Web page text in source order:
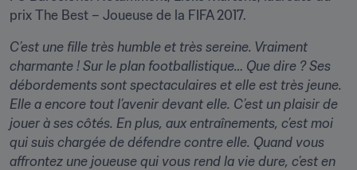
prix The Best – Joueuse de la FIFA 2017.
C’est une fille très humble et très sereine. Vraiment
charmante ! Sur le plan footballistique… Que dire ? Ses
débordements sont spectaculaires et elle est très jeune.
Elle a encore tout l’avenir devant elle. C’est un plaisir de
jouer à ses côtés. En plus, aux entraînements, c’est moi
qui suis chargée de défendre contre elle. Quand vous
affrontez une joueuse qui vous rend la vie dure, c’est en